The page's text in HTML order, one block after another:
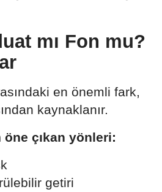
mı Fon mu?
en önemli fark,
kaynaklanır.
öne çıkan yönleri:
getiri